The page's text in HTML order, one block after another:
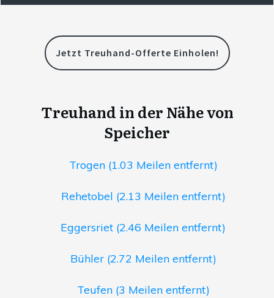
Jetzt Treuhand-Offerte Einholen!
Treuhand in der Nähe von
Speicher
Trogen (1.03 Meilen entfernt)
Rehetobel (2.13 Meilen entfernt)
Eggersriet (2.46 Meilen entfernt)
Bühler (2.72 Meilen entfernt)
Teufen (3 Meilen entfernt)